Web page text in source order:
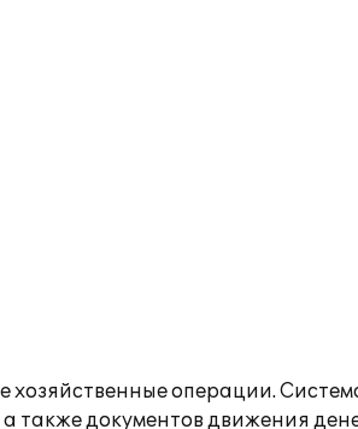
операции.
также документов движения